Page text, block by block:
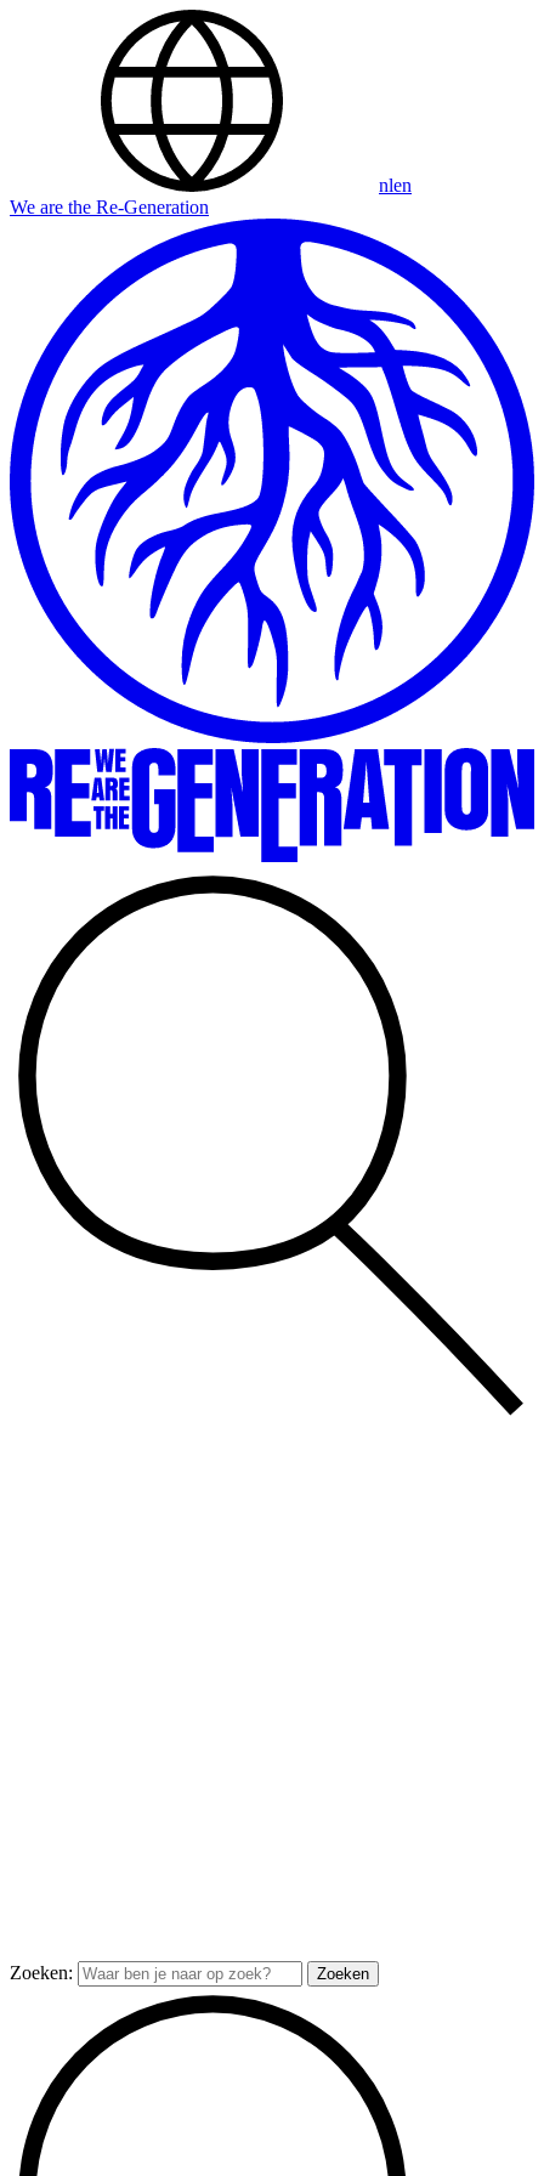
nlen
We are the Re-Generation
Zoeken: